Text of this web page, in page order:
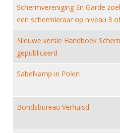
Bondsbureau
Contact
Medewerkers
Samenwerking
KNAS Keurmerk
NK's
JEC
Internationale Titeltoernooien
Internationale aanmeldingen
Opleidingen
Leraar
Voor scheidsrechters
Nieuws
Scheidsrechter Documentatie
Opleidingen
Schermvereniging En Garde
een schermleraar op niveau 3
Nieuwe versie Handboek
gepubliceerd
Sabelkamp in Polen
Bondsbureau Verhuisd